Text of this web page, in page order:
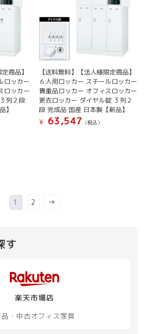
商品】
ロッカー
ロッカー
列２段
】
【送料無料】【法人様限定商品】
６人用ロッカー スチールロッカー
貴重品ロッカー オフィスロッカー
更衣ロッカー ダイヤル錠 ３列２
段 完成品 国産 日本製【新品】
¥
63,547 (税込）
1 2 →
す
楽天市場店
・中古オフィス家具